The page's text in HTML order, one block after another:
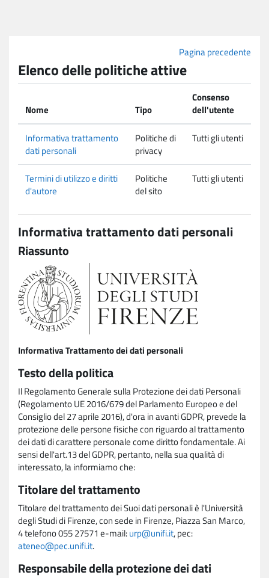
Pagina precedente
Elenco delle politiche attive
Nome Tipo
Consenso
dell'utente
Informativa trattamento
dati personali
Politiche di
privacy
Tutti gli utenti
Termini di utilizzo e diritti
d'autore
Politiche
del sito
Tutti gli utenti
Informativa trattamento dati personali
Riassunto
Informativa Trattamento dei dati personali
Testo della politica
Il Regolamento Generale sulla Protezione dei dati Personali
(Regolamento UE 2016/679 del Parlamento Europeo e del
Consiglio del 27 aprile 2016), d'ora in avanti GDPR, prevede la
protezione delle persone fisiche con riguardo al trattamento
dei dati di carattere personale come diritto fondamentale. Ai
sensi dell'art.13 del GDPR, pertanto, nella sua qualità di
interessato, la informiamo che:
Titolare del trattamento
Titolare del trattamento dei Suoi dati personali è l'Università
degli Studi di Firenze, con sede in Firenze, Piazza San Marco,
4 telefono 055 27571 e-mail:urp@unifi.it, pec:
ateneo@pec.unifi.it.
Responsabile della protezione dei dati